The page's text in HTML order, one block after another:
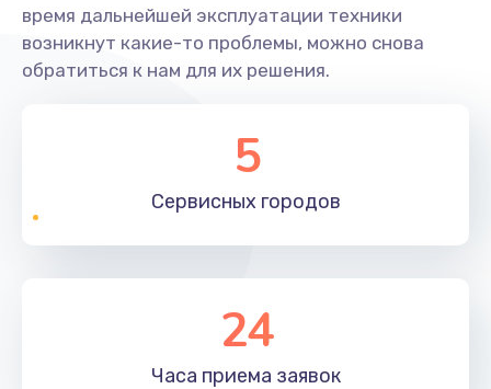
время дальнейшей эксплуатации техники
возникнут какие-то проблемы, можно снова
обратиться к нам для их решения.
5
Сервисных городов
24
Часа приема заявок